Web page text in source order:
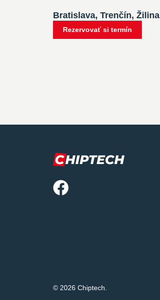
Bratislava, Trenčín, Žilina
Rezervovať si termín
© 2026 Chiptech.